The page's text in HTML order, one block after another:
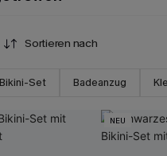
Sortieren nach
Bikini-Set Badeanzug
NEU